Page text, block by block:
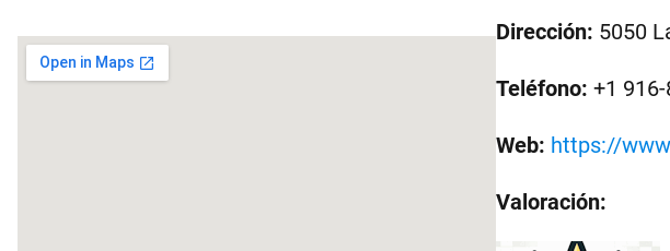
Dirección: 5050
Teléfono: +1
Web: https://
Valoración: